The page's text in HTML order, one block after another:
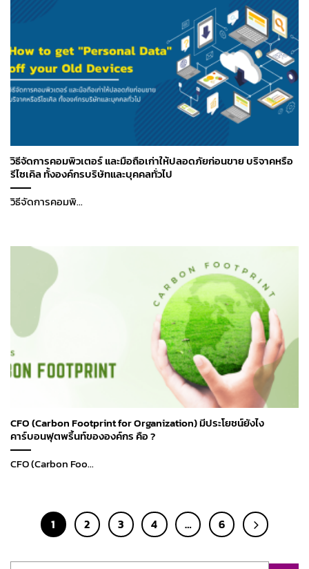
วิธีจัดการคอมพิวเตอร์ และมือถือเก่าให้ปลอดภัยก่อนขาย บริจาคหรือ
รีไซเคิล ทั้งองค์กรบริษัทและบุคคลทั่วไป
วิธีจัดการคอมพิ...
CFO (Carbon Footprint for Organization) มีประโยชน์ยังไง
คาร์บอนฟุตพริ้นท์ขององค์กร คือ ?
CFO (Carbon Foo...
1 2 3 4 … 6